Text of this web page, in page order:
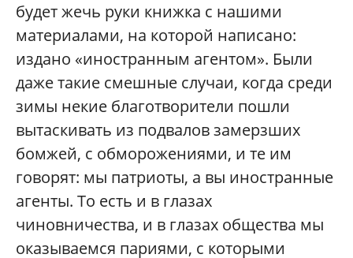
будет жечь руки книжка с нашими
материалами, на которой написано:
издано «иностранным агентом». Были
даже такие смешные случаи, когда среди
зимы некие благотворители пошли
вытаскивать из подвалов замерзших
бомжей, с обморожениями, и те им
говорят: мы патриоты, а вы иностранные
агенты. То есть и в глазах
чиновничества, и в глазах общества мы
оказываемся париями, с которыми